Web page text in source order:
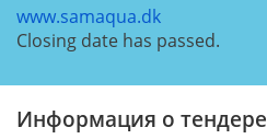
www.samaqua.dk
Closing date has passed.
Информация о тендере